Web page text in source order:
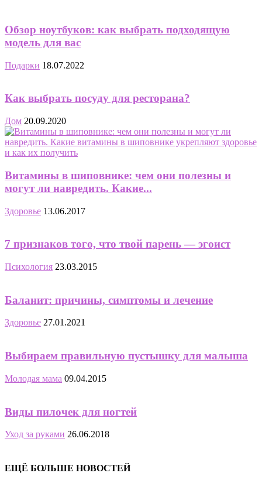
Обзор ноутбуков: как выбрать подходящую
модель для вас
Подарки 18.07.2022
Как выбрать посуду для ресторана?
Дом 20.09.2020
Витамины в шиповнике: чем они полезны и
могут ли навредить. Какие...
Здоровье 13.06.2017
7 признаков того, что твой парень — эгоист
Психология 23.03.2015
Баланит: причины, симптомы и лечение
Здоровье 27.01.2021
Выбираем правильную пустышку для малыша
Молодая мама 09.04.2015
Виды пилочек для ногтей
Уход за руками 26.06.2018
ЕЩЁ БОЛЬШЕ НОВОСТЕЙ